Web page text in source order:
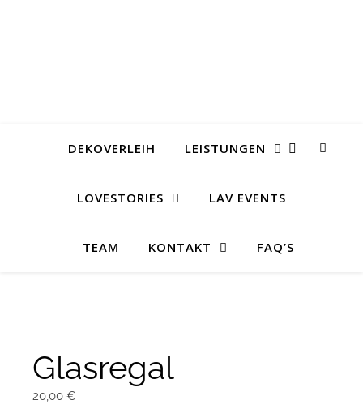
DEKOVERLEIH LEISTUNGEN
LOVESTORIES LAV EVENTS
TEAM KONTAKT FAQ’S
Glasregal
20,00 €